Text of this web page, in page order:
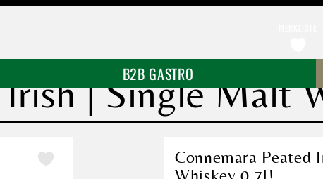
B2B GASTRO
Irish | Single Malt
Connemara Peated